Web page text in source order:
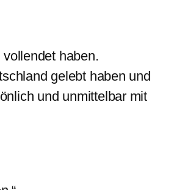
haben.
gelebt haben und
und unmittelbar mit